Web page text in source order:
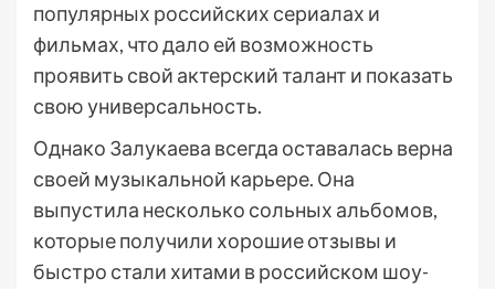
популярных российских сериалах и
фильмах, что дало ей возможность
проявить свой актерский талант и показать
свою универсальность.
Однако Залукаева всегда оставалась верна
своей музыкальной карьере. Она
выпустила несколько сольных альбомов,
которые получили хорошие отзывы и
быстро стали хитами в российском шоу-